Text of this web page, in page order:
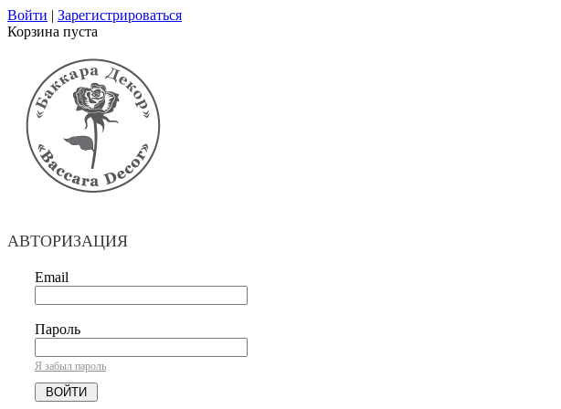
Войти | Зарегистрироваться
Корзина пуста
АВТОРИЗАЦИЯ
Email
Пароль
Я забыл пароль